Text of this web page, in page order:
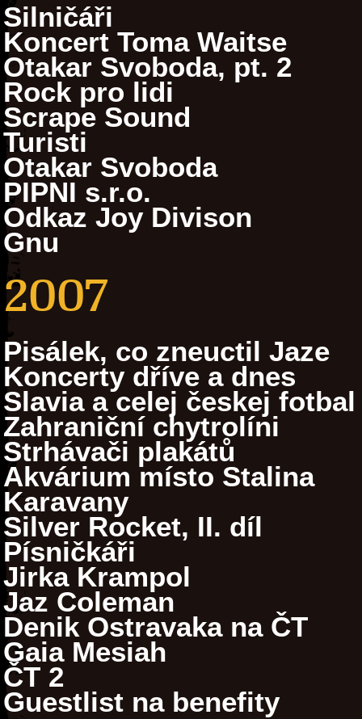
Silničáři
Koncert Toma Waitse
Otakar Svoboda, pt. 2
Rock pro lidi
Scrape Sound
Turisti
Otakar Svoboda
PIPNI s.r.o.
Odkaz Joy Divison
Gnu
2007
Pisálek, co zneuctil Jaze
Koncerty dříve a dnes
Slavia a celej českej fotbal
Zahraniční chytrolíni
Strhávači plakátů
Akvárium místo Stalina
Karavany
Silver Rocket, II. díl
Písničkáři
Jirka Krampol
Jaz Coleman
Denik Ostravaka na ČT
Gaia Mesiah
ČT 2
Guestlist na benefity